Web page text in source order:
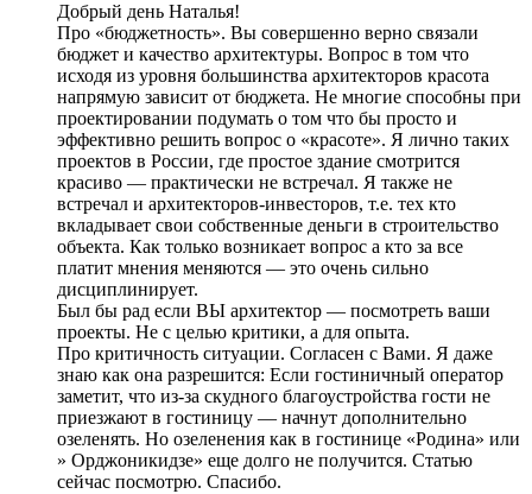
Добрый день Наталья!
Про «бюджетность». Вы совершенно верно связали
бюджет и качество архитектуры. Вопрос в том что
исходя из уровня большинства архитекторов красота
напрямую зависит от бюджета. Не многие способны при
проектировании подумать о том что бы просто и
эффективно решить вопрос о «красоте». Я лично таких
проектов в России, где простое здание смотрится
красиво — практически не встречал. Я также не
встречал и архитекторов-инвесторов, т.е. тех кто
вкладывает свои собственные деньги в строительство
объекта. Как только возникает вопрос а кто за все
платит мнения меняются — это очень сильно
дисциплинирует.
Был бы рад если ВЫ архитектор — посмотреть ваши
проекты. Не с целью критики, а для опыта.
Про критичность ситуации. Согласен с Вами. Я даже
знаю как она разрешится: Если гостиничный оператор
заметит, что из-за скудного благоустройства гости не
приезжают в гостиницу — начнут дополнительно
озеленять. Но озеленения как в гостинице «Родина» или
» Орджоникидзе» еще долго не получится. Статью
сейчас посмотрю. Спасибо.